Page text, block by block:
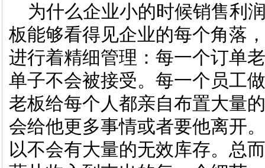
为什么企业小的时候销售利
板能够看得见企业的每个角落
进行着精细管理：每一个订单
单子不会被接受。每一个员工
老板给每个人都亲自布置大量
会给他更多事情或者要他离开
以不会有大量的无效库存。总